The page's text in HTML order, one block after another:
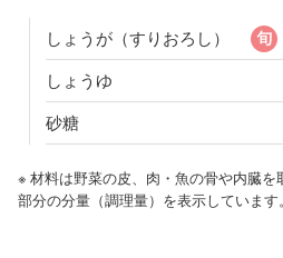
しょうが（すりおろし）
しょうゆ
砂糖
※ 材料は野菜の皮、肉・魚の骨や内臓
部分の分量（調理量）を表示しています。